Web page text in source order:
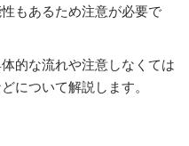
もあるため注意が必要で
的な流れや注意しなくては
について解説します。